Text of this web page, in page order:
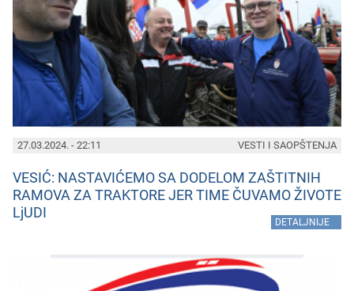
27.03.2024. - 22:11
VESIĆ: NASTAVIĆEMO SA DODELOM ZAŠTITNIH
RAMOVA ZA TRAKTORE JER TIME ČUVAMO ŽIVOTE
LjUDI
DETALJNIJE
VESTI I SAOPŠTENJA